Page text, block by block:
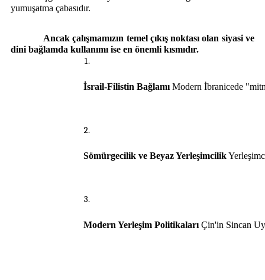
yumuşatma çabasıdır.
Ancak çalışmamızın temel çıkış noktası olan siyasi ve
dini bağlamda kullanımı ise en önemli kısmıdır.
İsrail-Filistin Bağlamı Modern İbranicede
Sömürgecilik ve Beyaz Yerleşimcilik
Modern Yerleşim Politikaları Çin'in Sincan